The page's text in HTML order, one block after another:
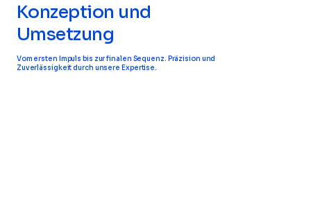
Konzeption und
Umsetzung
Vom ersten Impuls bis zur finalen Sequenz. Präzision und
Zuverlässigkeit durch unsere Expertise.